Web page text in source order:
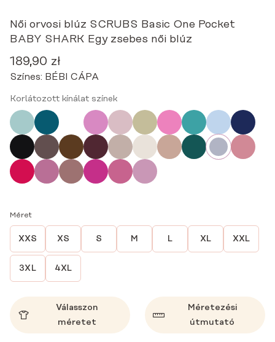
Női orvosi blúz SCRUBS Basic One Pocket
BABY SHARK Egy zsebes női blúz
189,90 zł
Színes: BÉBI CÁPA
Korlátozott kínálat színek
Méret
XXS XS S M L XL XXL
3XL 4XL
Válasszon
méretet
Méretezési
útmutató